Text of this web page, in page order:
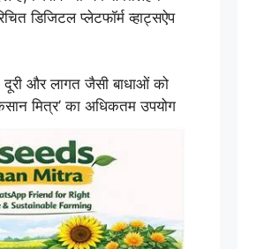
डिजिटल प्लेटफॉर्म व्हाट्सऐप
और लागत जैसी बाधाओं को
मित्र’ का अधिकतम उपयोग